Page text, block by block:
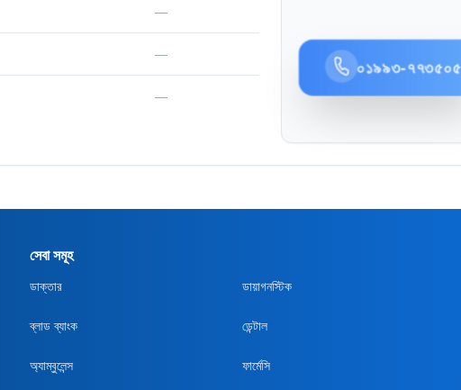
—
—
—
০১৯৯৩-৭৭৩৫০৫
সেবা সমূহ
ডাক্তার ডায়াগনস্টিক
ব্লাড ব্যাংক ডেন্টাল
অ্যাম্বুলেন্স ফার্মেসি